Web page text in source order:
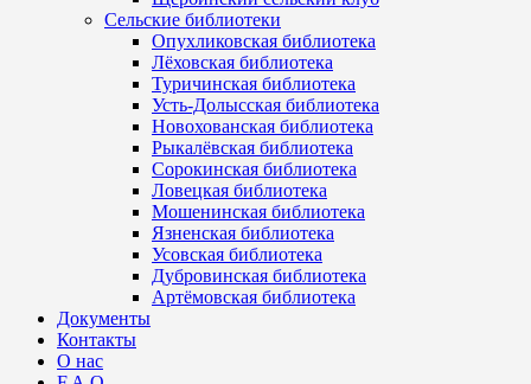
Сельские библиотеки
Опухликовская библиотека
Лёховская библиотека
Туричинская библиотека
Усть-Долысская библиотека
Новохованская библиотека
Рыкалёвская библиотека
Сорокинская библиотека
Ловецкая библиотека
Мошенинская библиотека
Язненская библиотека
Усовская библиотека
Дубровинская библиотека
Артёмовская библиотека
Документы
Контакты
О нас